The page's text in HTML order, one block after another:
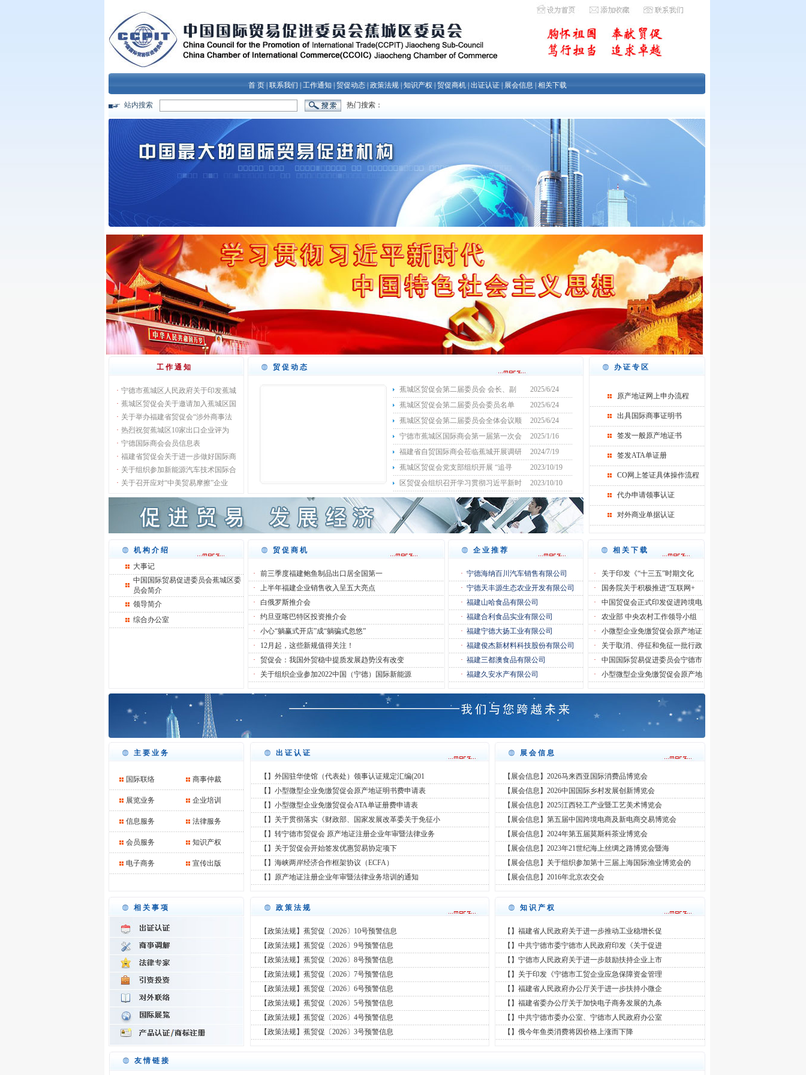
首 页| 联系我们 工作通知 贸促动态| 政策法规| 知识产权 贸促商机| 出证认证| 展会信息 相关下载
站内搜索 热门搜索：
工作通知
· 宁德市蕉城区人民政府关于印发蕉城
· 蕉城区贸促会关于邀请加入蕉城区国
· 关于举办福建省贸促会“涉外商事法
· 热烈祝贺蕉城区10家出口企业评为
· 宁德国际商会会员信息表
· 福建省贸促会关于进一步做好国际商
· 关于组织参加新能源汽车技术国际合
· 关于召开应对“中美贸易摩擦”企业
贸促动态
蕉城区贸促会第二届委员会 会长、副
2025/6/24
蕉城区贸促会第二届委员会委员名单
2025/6/24
蕉城区贸促会第二届委员会全体会议顺
2025/6/24
宁德市蕉城区国际商会第一届第一次会
2025/1/16
福建省自贸国际商会莅临蕉城开展调研
2024/7/19
蕉城区贸促会党支部组织开展 “追寻
2023/10/19
区贸促会组织召开学习贯彻习近平新时
2023/10/10
办证专区
原产地证网上申办流程
出具国际商事证明书
签发一般原产地证书
签发ATA单证册
CO网上签证具体操作流程
代办申请领事认证
对外商业单据认证
机构介绍
大事记
中国国际贸易促进委员会蕉城区委
员会简介
领导简介
综合办公室
贸促商机
·
前三季度福建鲍鱼制品出口居全国第一
·
上半年福建企业销售收入呈五大亮点
·
白俄罗斯推介会
·
约旦亚喀巴特区投资推介会
·
小心“躺赢式开店”成“躺骗式忽悠”
·
12月起，这些新规值得关注！
·
贸促会：我国外贸稳中提质发展趋势没有改变
·
关于组织企业参加2022中国（宁德）国际新能源
企业推荐
· 宁德海纳百川汽车销售有限公司
· 宁德天丰源生态农业开发有限公司
· 福建山哈食品有限公司
· 福建合利食品实业有限公司
· 福建宁德大扬工业有限公司
· 福建俊杰新材料科技股份有限公司
· 福建三都澳食品有限公司
· 福建久安水产有限公司
相关下载
·
关于印发《“十三五”时期文化
·
国务院关于积极推进“互联网+
·
中国贸促会正式印发促进跨境电
·
农业部 中央农村工作领导小组
·
小微型企业免缴贸促会原产地证
·
关于取消、停征和免征一批行政
·
中国国际贸易促进委员会宁德市
·
小型微型企业免缴贸促会原产地
主要业务
国际联络 商事仲裁
展览业务 企业培训
信息服务 法律服务
会员服务 知识产权
电子商务 宣传出版
出证认证
【】外国驻华使馆（代表处）领事认证规定汇编(201
【】小型微型企业免缴贸促会原产地证明书费申请表
【】小型微型企业免缴贸促会ATA单证册费申请表
【】关于贯彻落实《财政部、国家发展改革委关于免征小
【】转宁德市贸促会 原产地证注册企业年审暨法律业务
【】关于贸促会开始签发优惠贸易协定项下
【】海峡两岸经济合作框架协议（ECFA）
【】原产地证注册企业年审暨法律业务培训的通知
展会信息
【展会信息】2026马来西亚国际消费品博览会
【展会信息】2026中国国际乡村发展创新博览会
【展会信息】2025江西轻工产业暨工艺美术博览会
【展会信息】第五届中国跨境电商及新电商交易博览会
【展会信息】2024年第五届莫斯科茶业博览会
【展会信息】2023年21世纪海上丝绸之路博览会暨海
【展会信息】关于组织参加第十三届上海国际渔业博览会的
【展会信息】2016年北京农交会
相关事项 政策法规
【政策法规】蕉贸促〔2026〕10号预警信息
【政策法规】蕉贸促〔2026〕9号预警信息
【政策法规】蕉贸促〔2026〕8号预警信息
【政策法规】蕉贸促〔2026〕7号预警信息
【政策法规】蕉贸促〔2026〕6号预警信息
【政策法规】蕉贸促〔2026〕5号预警信息
【政策法规】蕉贸促〔2026〕4号预警信息
【政策法规】蕉贸促〔2026〕3号预警信息
知识产权
【】福建省人民政府关于进一步推动工业稳增长促
【】中共宁德市委宁德市人民政府印发《关于促进
【】宁德市人民政府关于进一步鼓励扶持企业上市
【】关于印发《宁德市工贸企业应急保障资金管理
【】福建省人民政府办公厅关于进一步扶持小微企
【】福建省委办公厅关于加快电子商务发展的九条
【】中共宁德市委办公室、宁德市人民政府办公室
【】俄今年鱼类消费将因价格上涨而下降
友情链接